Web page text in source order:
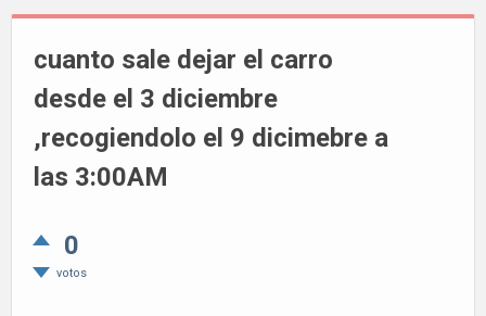
cuanto sale dejar el carro
desde el 3 diciembre
,recogiendolo el 9 dicimebre a
las 3:00AM
0
votos